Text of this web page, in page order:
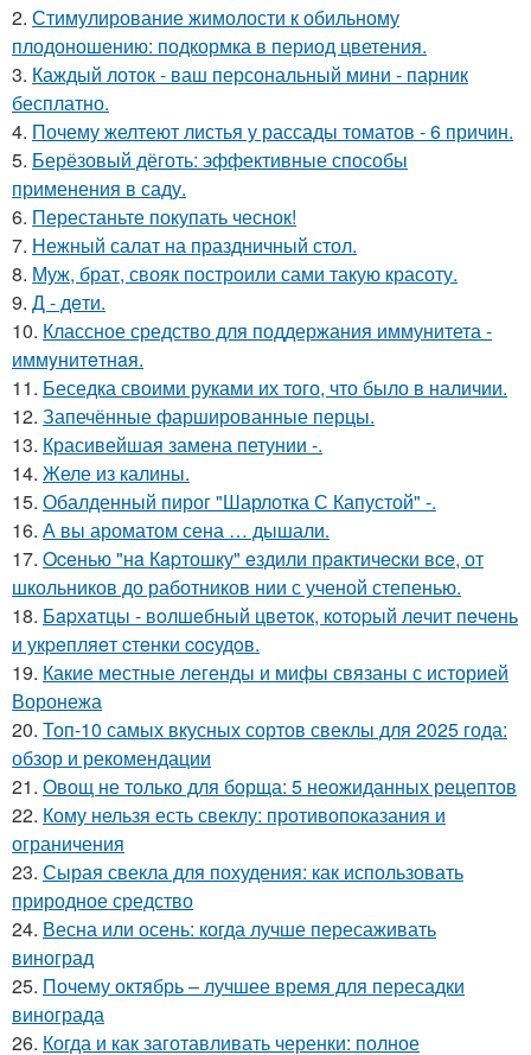
2. Стимулирование жимолости к обильному
плодоношению: подкормка в период цветения.
3. Каждый лоток - ваш персональный мини - парник
бесплатно.
4. Почему желтеют листья у рассады томатов - 6 причин.
5. Берёзовый дёготь: эффективные способы
применения в саду.
6. Перестаньте покупать чеснок!
7. Нежный салат на праздничный стол.
8. Муж, брат, свояк построили сами такую красоту.
9. Д - дeти.
10. Классное средство для поддержания иммунитета -
иммyнитeтнaя.
11. Беседка своими руками их того, что было в наличии.
12. Запечённые фаршированные перцы.
13. Красивейшая замена петунии -.
14. Желе из калины.
15. Обалденный пирог "Шарлотка С Капустой" -.
16. А вы ароматом сена … дышали.
17. Oceнью "нa Кapтошку" eздили пpaктичecки вce, от
школьников до работников нии с ученой степенью.
18. Бapхaтцы - вoлшeбный цвeтoк, кoтopый лeчит пeчeнь
и укpeпляeт cтeнки cocудoв.
19. Какие местные легенды и мифы связаны с историей
Воронежа
20. Топ-10 самых вкусных сортов свеклы для 2025 года:
обзор и рекомендации
21. Овощ не только для борща: 5 неожиданных рецептов
22. Кому нельзя есть свеклу: противопоказания и
ограничения
23. Сырая свекла для похудения: как использовать
природное средство
24. Весна или осень: когда лучше пересаживать
виноград
25. Почему октябрь – лучшее время для пересадки
винограда
26. Когда и как заготавливать черенки: полное